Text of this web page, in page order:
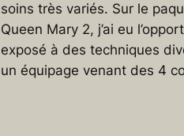
soins très variés. Sur le
Queen Mary 2, j’ai eu
exposé à des techniques
un équipage venant des 4